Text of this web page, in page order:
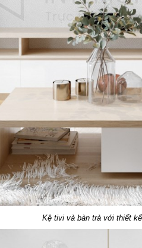
Kệ tivi và bàn trà với thiết